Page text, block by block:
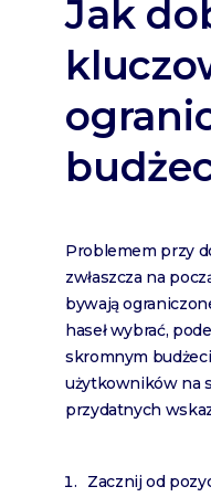
Jak
Problemem przy
zwłaszcza na
bywają
haseł wybrać,
skromnym
użytkowników na
przydatnych
Zacznij od